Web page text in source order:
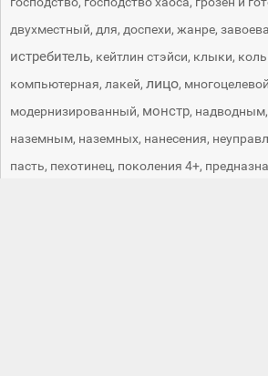
двухместный, для, доспехи, жанре,
истребитель, кейтлин стэйси, клыки,
компьютерная, лакей, лицо, многоцелевой
модернизированный, монстр, надводным,
наземным, наземных, нанесения,
пасть, пехотинец, поколения 4+,